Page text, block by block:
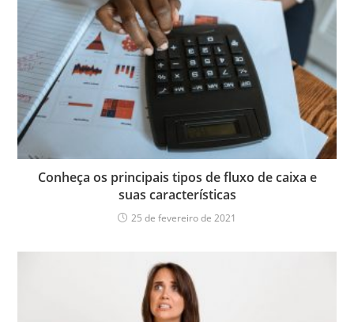
Conheça os principais tipos de fluxo de caixa e
suas características
25 de fevereiro de 2021